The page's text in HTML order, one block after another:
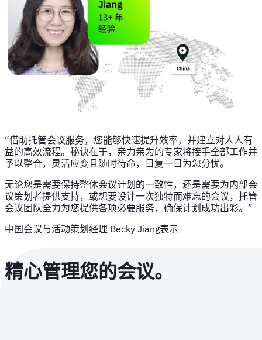
“借助托管会议服务，您能够快速提升效率，并建立对人人有
益的高效流程。秘诀在于，亲力亲为的专家将接手全部工作并
予以整合，灵活应变且随时待命，日复一日为您分忧。
无论您是需要保持整体会议计划的一致性，还是需要为内部会
议策划者提供支持，或想要设计一次独特而难忘的会议，托管
会议团队全力为您提供各项必要服务，确保计划成功出彩。”
中国会议与活动策划经理 Becky Jiang表示
精心管理您的会议。